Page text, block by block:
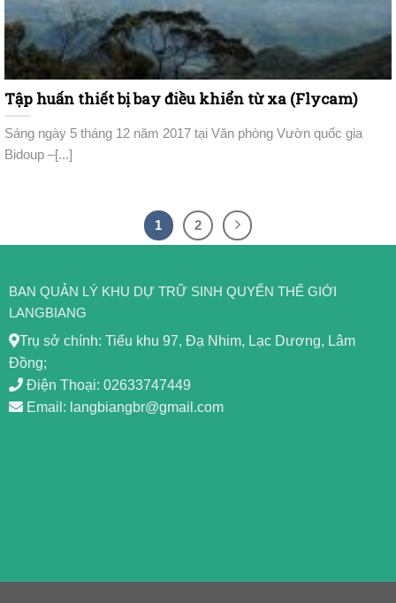
Tập huấn thiết bị bay điều khiển từ xa (Flycam)
Sáng ngày 5 tháng 12 năm 2017 tại Văn phòng Vườn quốc gia
Bidoup –[...]
1 2
BAN QUẢN LÝ KHU DỰ TRỮ SINH QUYỂN THẾ GIỚI
LANGBIANG
Trụ sở chính: Tiểu khu 97, Đạ Nhim, Lạc Dương, Lâm
Đồng;
Điện Thoại: 02633747449
Email: langbiangbr@gmail.com